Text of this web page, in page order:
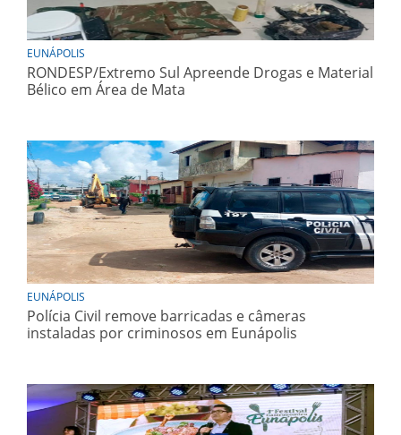
EUNÁPOLIS
RONDESP/Extremo Sul Apreende Drogas e Material
Bélico em Área de Mata
EUNÁPOLIS
Polícia Civil remove barricadas e câmeras
instaladas por criminosos em Eunápolis